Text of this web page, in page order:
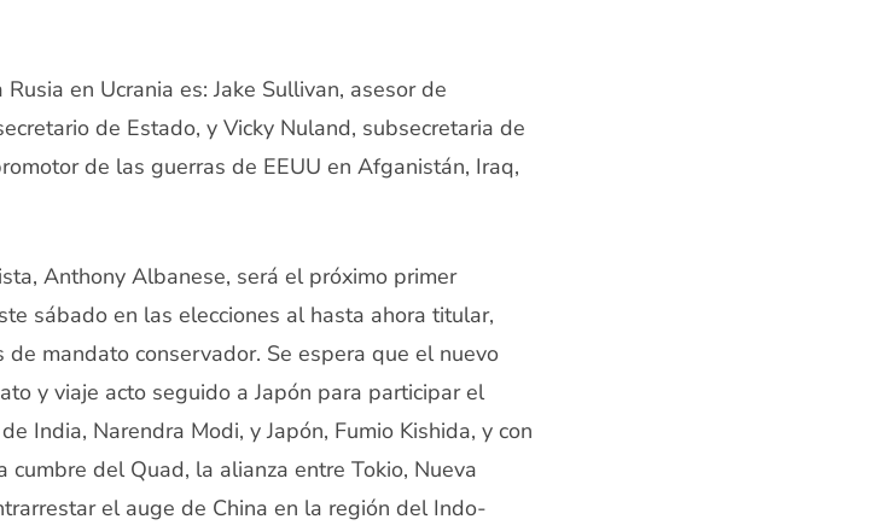
en Ucrania es: Jake Sullivan, asesor de
de Estado, y Vicky Nuland, subsecretaria de
de las guerras de EEUU en Afganistán, Iraq,
Anthony Albanese, será el próximo primer
sábado en las elecciones al hasta ahora titular,
mandato conservador. Se espera que el nuevo
y viaje acto seguido a Japón para participar el
India, Narendra Modi, y Japón, Fumio Kishida, y con
cumbre del Quad, la alianza entre Tokio, Nueva
el auge de China en la región del Indo-